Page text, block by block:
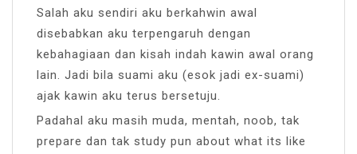
Salah aku sendiri aku berkahwin awal
disebabkan aku terpengaruh dengan
kebahagiaan dan kisah indah kawin awal orang
lain. Jadi bila suami aku (esok jadi ex-suami)
ajak kawin aku terus bersetuju.
Padahal aku masih muda, mentah, noob, tak
prepare dan tak study pun about what its like